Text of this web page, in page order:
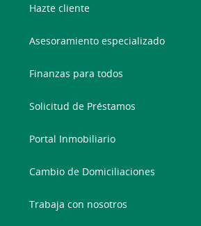
Hazte cliente
Asesoramiento especializado
Finanzas para todos
Solicitud de Préstamos
Portal Inmobiliario
Cambio de Domiciliaciones
Trabaja con nosotros